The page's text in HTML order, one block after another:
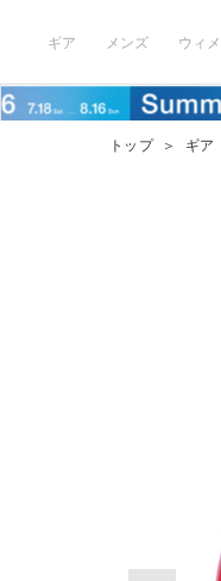
ギア メンズ ウィ
トップ ＞ ギア